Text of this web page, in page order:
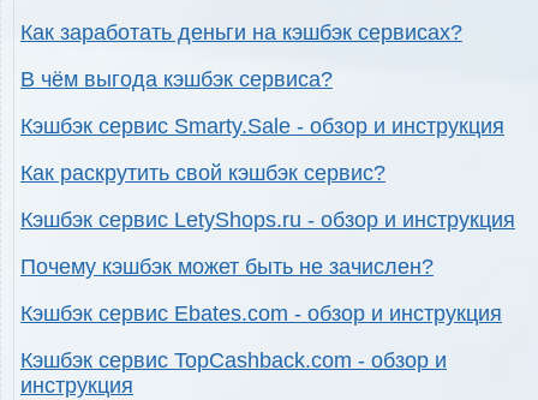
Как заработать деньги на кэшбэк сервисах?
В чём выгода кэшбэк сервиса?
Кэшбэк сервис Smarty.Sale - обзор и инструкция
Как раскрутить свой кэшбэк сервис?
Кэшбэк сервис LetyShops.ru - обзор и инструкция
Почему кэшбэк может быть не зачислен?
Кэшбэк сервис Ebates.com - обзор и инструкция
Кэшбэк сервис TopCashback.com - обзор и
инструкция